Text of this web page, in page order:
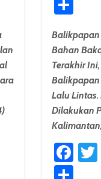
Pinterest
Balikpapan
Bahan
Terakhir
Balikpapan
Lalu
Dilakukan